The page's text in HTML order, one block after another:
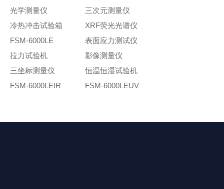
表面应力测试仪
拉力试验机
光学测量仪
影像测量仪
三次元测量仪
三坐标测量仪
冷热冲击试验箱
恒温恒湿试验机
XRF荧光光谱仪
FSM-6000LEIR
FSM-6000LE
FSM-6000LEUV